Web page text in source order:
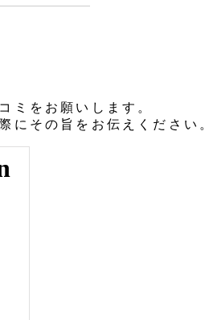
ミをお願いします。
にその旨をお伝えください。